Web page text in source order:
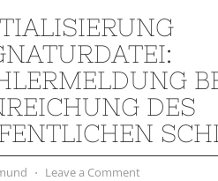
DES
⋅ Leave a Comment